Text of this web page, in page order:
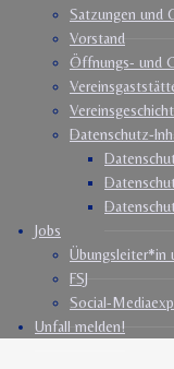
Satzungen und
Vorstand
Öffnungs- und
Datenschutz-
Jobs
Übungsleiter*in
FSJ
Social-
Unfall melden!